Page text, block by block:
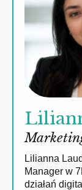
Lilianna
Manager w
działań